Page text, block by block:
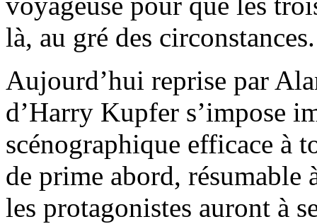
là, au gré des circonstances.
Aujourd’hui reprise par
d’Harry Kupfer s’impose
scénographique efficace à
de prime abord, résumable
les protagonistes auront à